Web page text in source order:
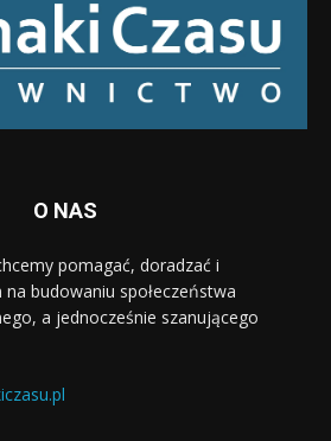
O NAS
pomagać, doradzać i
budowaniu społeczeństwa
a jednocześnie szanującego